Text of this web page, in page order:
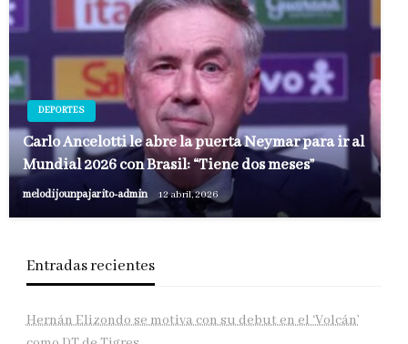
DEPORTES
Carlo Ancelotti le abre la puerta Neymar para ir al
Mundial 2026 con Brasil: “Tiene dos meses”
melodijounpajarito-admin 12 abril, 2026
Entradas recientes
Hernán Elizondo se motiva con su debut en el ‘Volcán’